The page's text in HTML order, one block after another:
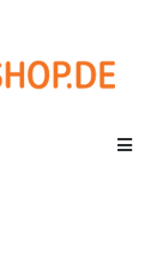
Menü